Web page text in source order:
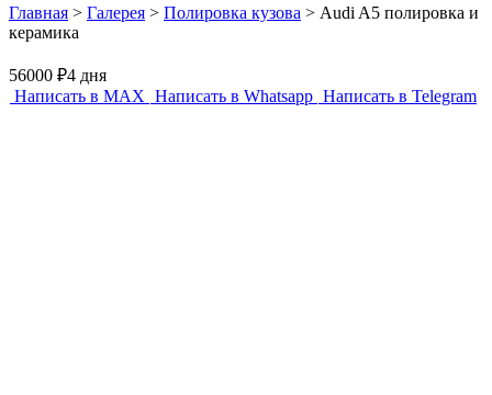
Главная > Галерея > Полировка кузова > Audi A5 полировка и
керамика
56000 ₽4 дня
Написать в MAX Написать в Whatsapp Написать в Telegram